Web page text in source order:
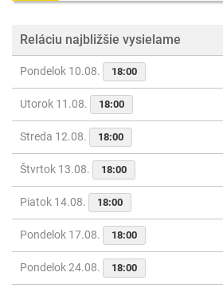
Reláciu najbližšie vysielame
Pondelok 10.08. 18:00
Utorok 11.08. 18:00
Streda 12.08. 18:00
Štvrtok 13.08. 18:00
Piatok 14.08. 18:00
Pondelok 17.08. 18:00
Pondelok 24.08. 18:00